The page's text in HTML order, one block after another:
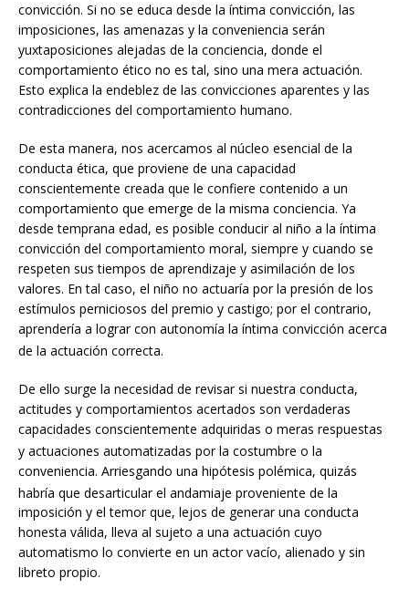
convicción. Si no se educa desde la íntima convicción, las
imposiciones, las amenazas y la conveniencia serán
yuxtaposiciones alejadas de la conciencia, donde el
comportamiento ético no es tal, sino una mera actuación.
Esto explica la endeblez de las convicciones aparentes y las
contradicciones del comportamiento humano.
De esta manera, nos acercamos al núcleo esencial de la
conducta ética, que proviene de una capacidad
conscientemente creada que le confiere contenido a un
comportamiento que emerge de la misma conciencia. Ya
desde temprana edad, es posible conducir al niño a la íntima
convicción del comportamiento moral, siempre y cuando se
respeten sus tiempos de aprendizaje y asimilación de los
valores. En tal caso, el niño no actuaría por la presión de los
estímulos perniciosos del premio y castigo; por el contrario,
aprendería a lograr con autonomía la íntima convicción acerca
de la actuación correcta.
De ello surge la necesidad de revisar si nuestra conducta,
actitudes y comportamientos acertados son verdaderas
capacidades conscientemente adquiridas o meras respuestas
y actuaciones automatizadas por la costumbre o la
conveniencia. Arriesgando una hipótesis polémica, quizás
habría que desarticular el andamiaje proveniente de la
imposición y el temor que, lejos de generar una conducta
honesta válida, lleva al sujeto a una actuación cuyo
automatismo lo convierte en un actor vacío, alienado y sin
libreto propio.